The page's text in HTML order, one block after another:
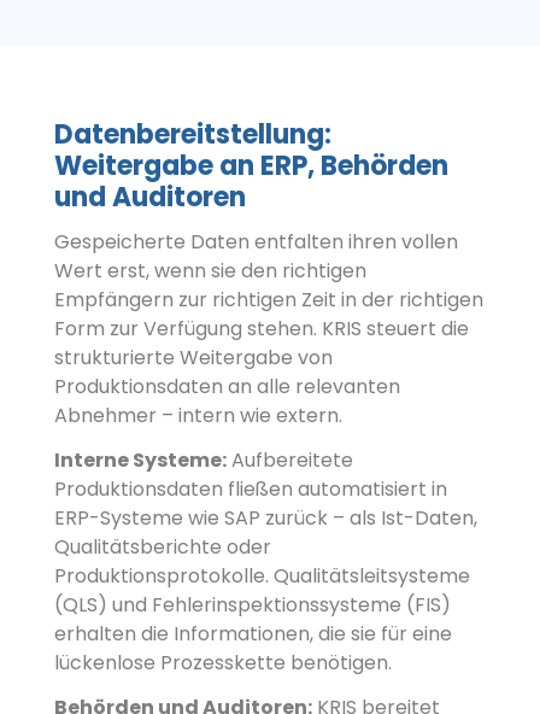
Datenbereitstellung:
Weitergabe an ERP, Behörden
und Auditoren
Gespeicherte Daten entfalten ihren vollen
Wert erst, wenn sie den richtigen
Empfängern zur richtigen Zeit in der richtigen
Form zur Verfügung stehen. KRIS steuert die
strukturierte Weitergabe von
Produktionsdaten an alle relevanten
Abnehmer – intern wie extern.
Interne Systeme:Aufbereitete
Produktionsdaten fließen automatisiert in
ERP-Systeme wie SAP zurück – als Ist-Daten,
Qualitätsberichte oder
Produktionsprotokolle. Qualitätsleitsysteme
(QLS) und Fehlerinspektionssysteme (FIS)
erhalten die Informationen, die sie für eine
lückenlose Prozesskette benötigen.
Behörden und Auditoren: KRIS bereitet